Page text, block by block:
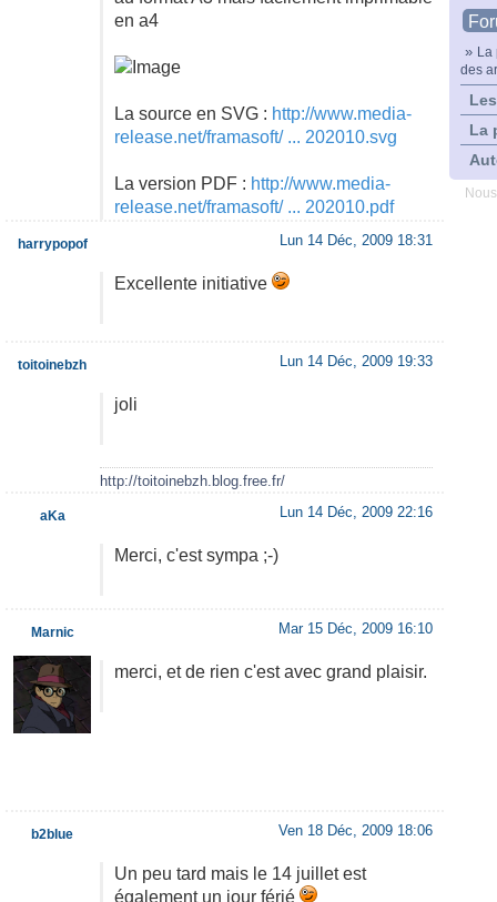
» La
des
La
en a4
La source en SVG : http://www.media-
release.net/framasoft/ ... 202010.svg
La version PDF : http://www.media-
release.net/framasoft/ ... 202010.pdf
Lun 14 Déc, 2009 18:31
Excellente initiative
harrypopof
Lun 14 Déc, 2009 19:33
joli
http://toitoinebzh.blog.free.fr/
toitoinebzh
Lun 14 Déc, 2009 22:16
Merci, c'est sympa ;-)
aKa
Mar 15 Déc, 2009 16:10
merci, et de rien c'est avec grand plaisir.
Marnic
Ven 18 Déc, 2009 18:06
Un peu tard mais le 14 juillet est
également un jour férié
b2blue